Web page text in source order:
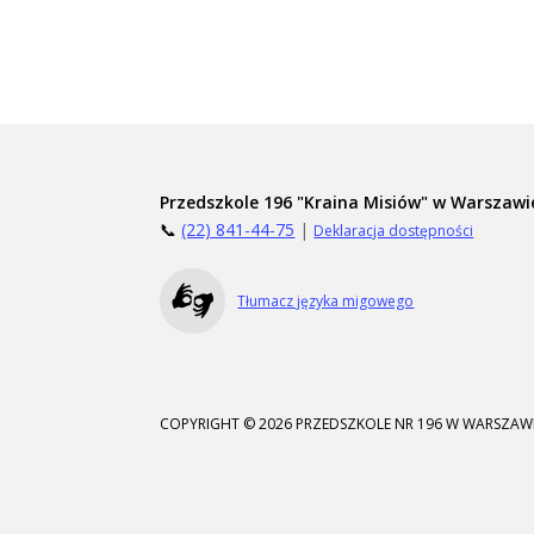
Przedszkole 196 "Kraina Misiów" w
📞(22) 841-44-75 | Deklaracja dostępności
Tłumacz języka migowego
COPYRIGHT © 2026 PRZEDSZKOLE NR 196 W